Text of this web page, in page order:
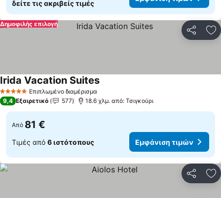
δείτε τις ακριβείς τιμές
Δημοφιλής επιλογή
5 Αστέρια Επιπλωμένο διαμέρισμα
Irida Vacation SuitesΕμφάνιση τιμών
9,4 Εξαιρετικό 577 18.6 χλμ. από: Τσιγκούρι
Από 81 €
Τιμές από 6 ιστότοπους Εμφάνιση τιμών